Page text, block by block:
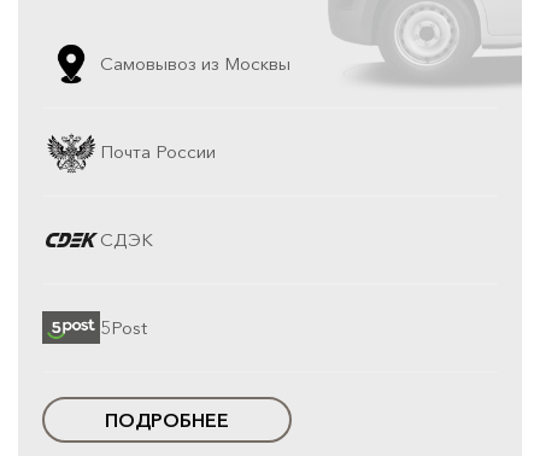
Самовывоз из Москвы
Почта России
СДЭК
5Post
ПОДРОБНЕЕ